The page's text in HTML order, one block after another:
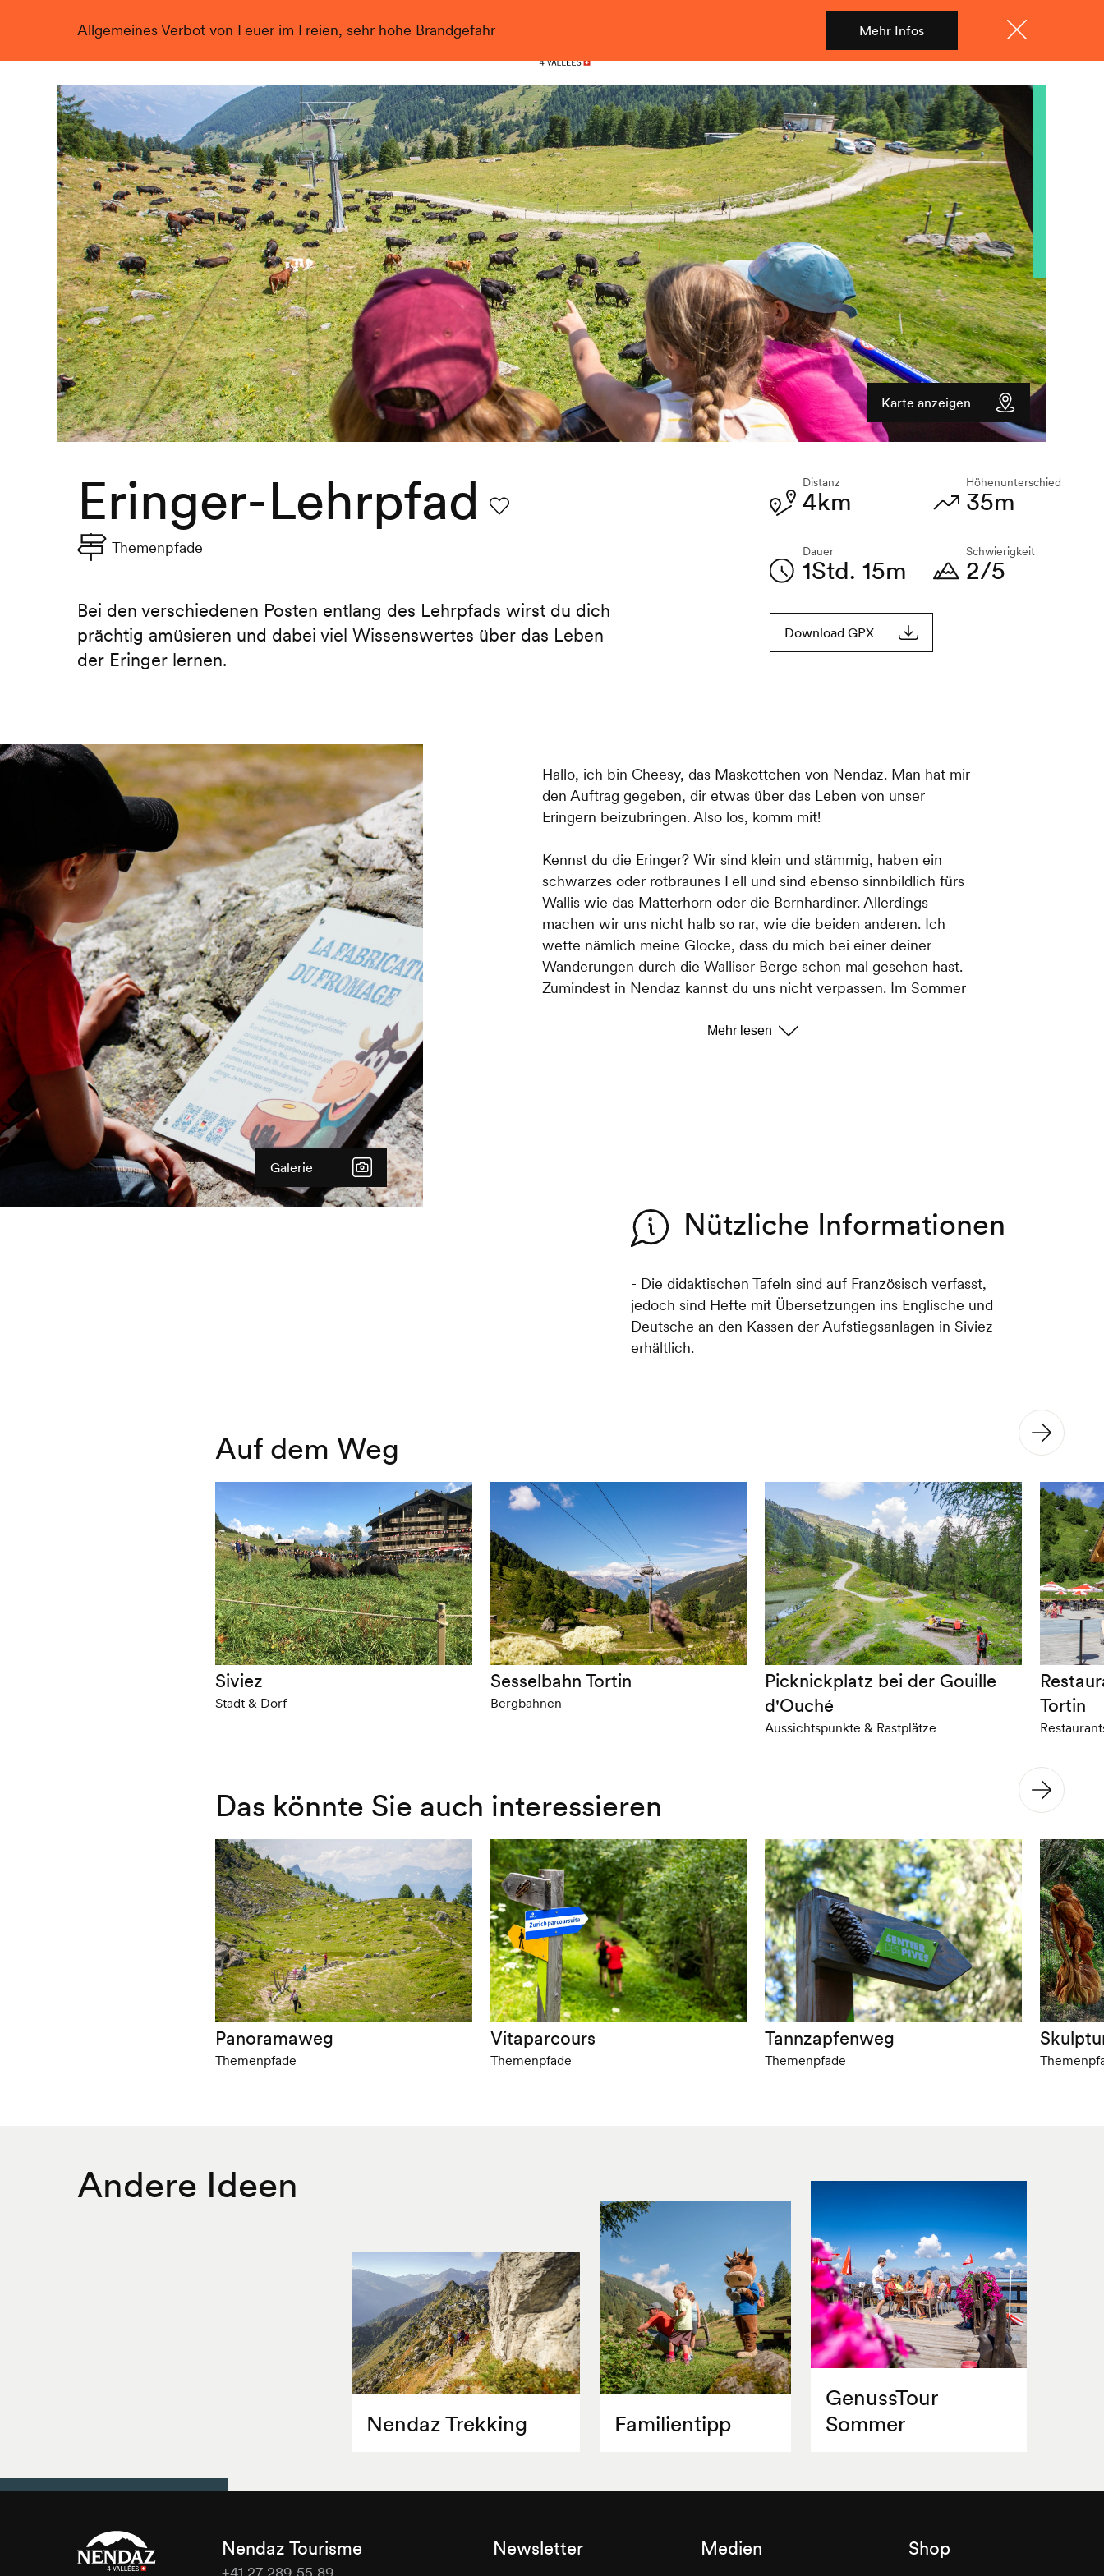
Allgemeines Verbot von Feuer im Freien, sehr hohe Brandgefahr Mehr Infos
Nendaz
Menü
Shop
Live
Karte anzeigen
Eringer-Lehrpfad
Themenpfade
Bei den verschiedenen Posten entlang des Lehrpfads wirst du dich
prächtig amüsieren und dabei viel Wissenswertes über das Leben
der Eringer lernen.
Distanz
4km
Dauer
1Std. 15m
Höhenunterschied
35m
Schwierigkeit
2/5
Download GPX
Galerie
Hallo, ich bin Cheesy, das Maskottchen von Nendaz. Man hat mir
den Auftrag gegeben, dir etwas über das Leben von unser
Eringern beizubringen. Also los, komm mit!
Kennst du die Eringer? Wir sind klein und stämmig, haben ein
schwarzes oder rotbraunes Fell und sind ebenso sinnbildlich fürs
Wallis wie das Matterhorn oder die Bernhardiner. Allerdings
machen wir uns nicht halb so rar, wie die beiden anderen. Ich
wette nämlich meine Glocke, dass du mich bei einer deiner
Wanderungen durch die Walliser Berge schon mal gesehen hast.
Zumindest in Nendaz kannst du uns nicht verpassen. Im Sommer
jedes Jahr um die 800 von uns, die friedlich weiden.
Nützliche Informationen
- Die didaktischen Tafeln sind auf Französisch verfasst,
jedoch sind Hefte mit Übersetzungen ins Englische und
Deutsche an den Kassen der Aufstiegsanlagen in Siviez
erhältlich.
Auf dem Weg
Siviez
Stadt & Dorf
Sesselbahn Tortin
Bergbahnen
Picknickplatz bei der Gouille
d'Ouché
Aussichtspunkte & Rastplätze
Tortin
Das könnte Sie auch interessieren
Panoramaweg
Themenpfade
Vitaparcours
Themenpfade
Tannzapfenweg
Themenpfade
Andere Ideen
Nendaz Trekking Familientipp
GenussTour
Sommer
Nendaz Tourisme
+41 27 289 55 89
Newsletter Medien Shop